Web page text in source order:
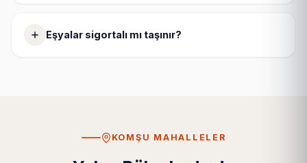
Eşyalar sigortalı mı taşınır?
KOMŞU MAHALLELER